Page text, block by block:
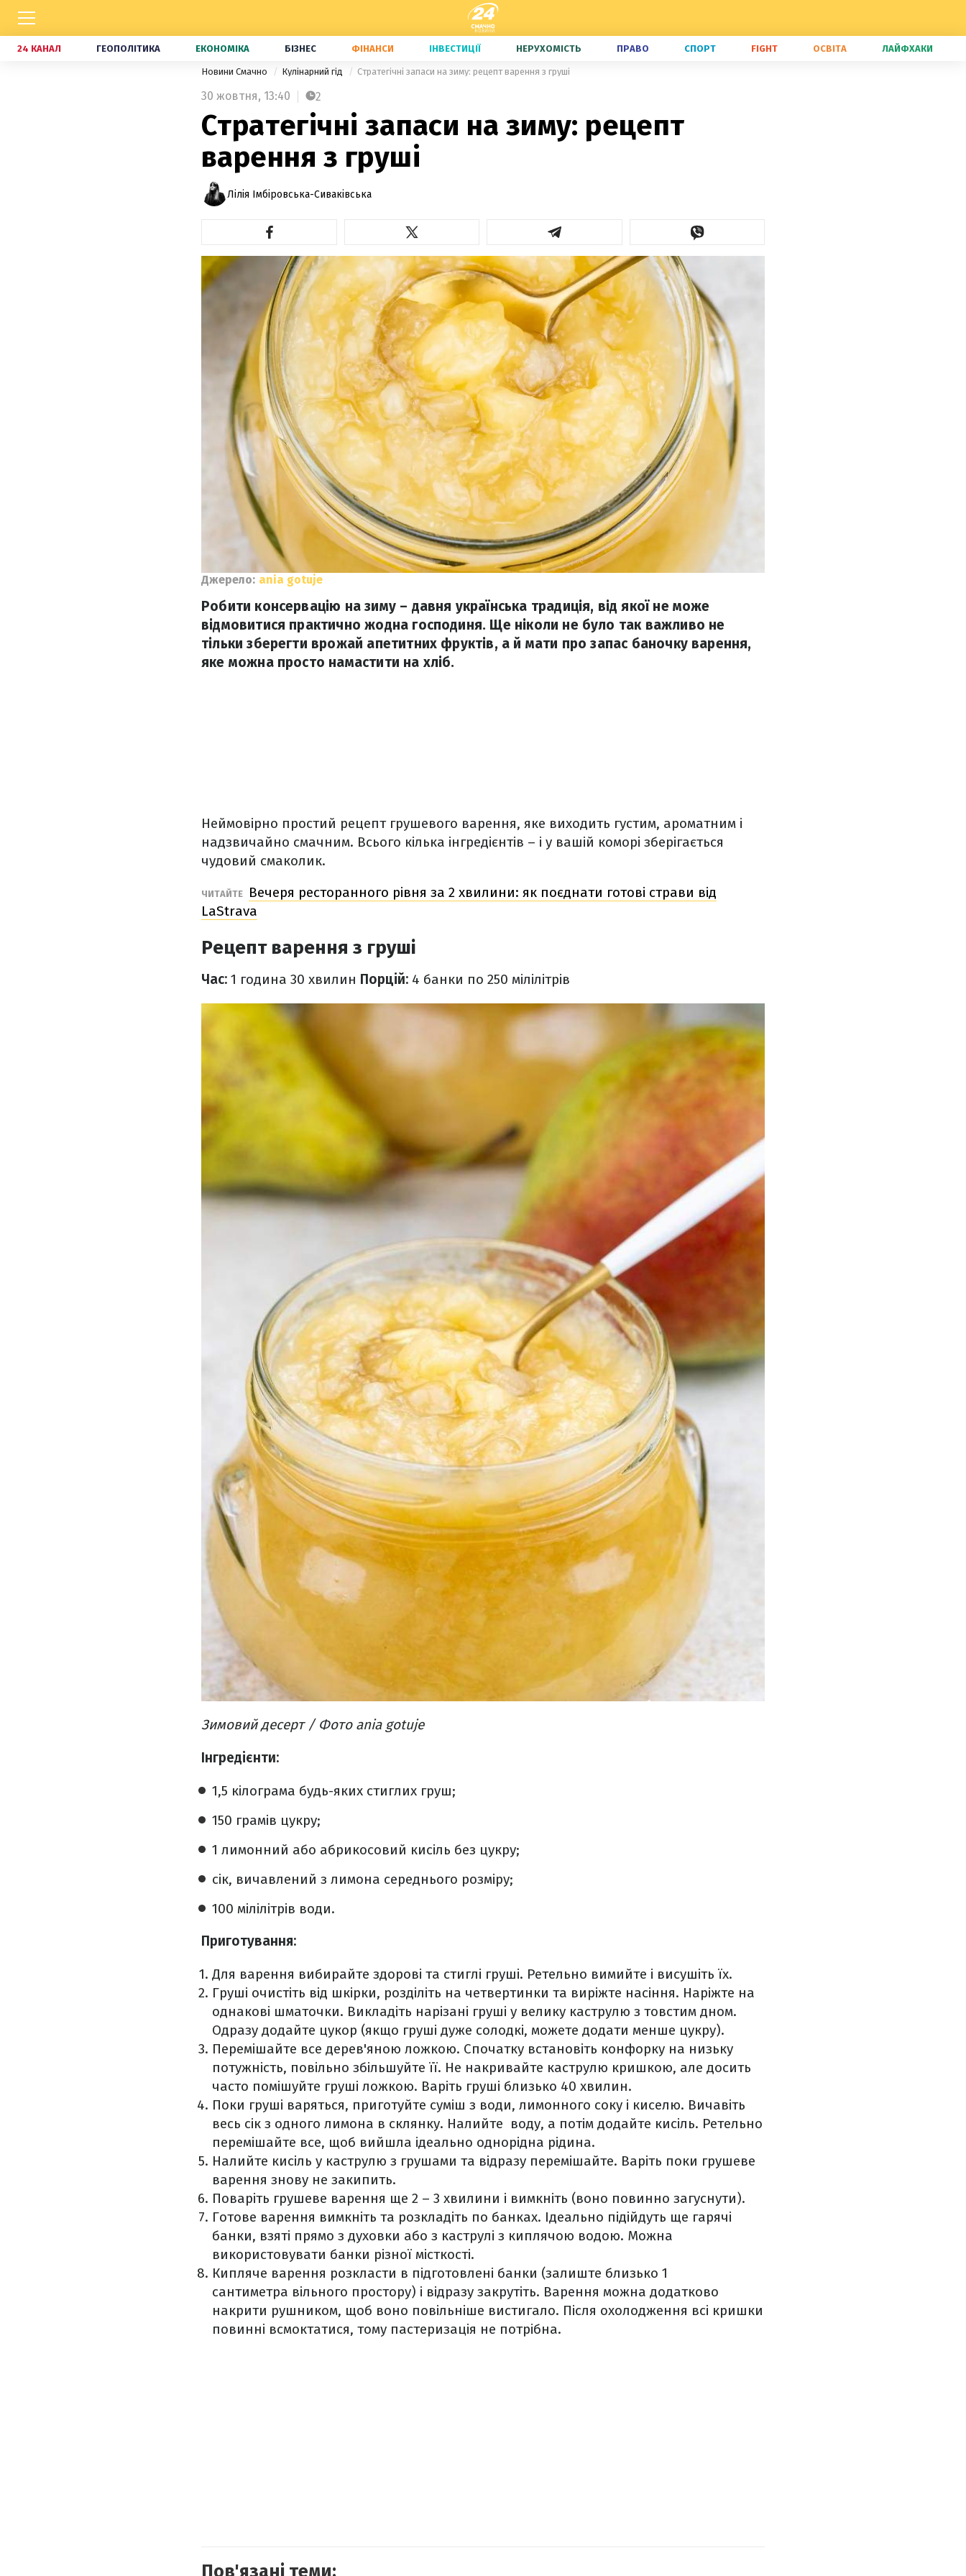
24 КАНАЛ ГЕОПОЛІТИКА ЕКОНОМІКА БІЗНЕС ФІНАНСИ ІНВЕСТИЦІЇ НЕРУХОМІСТЬ ПРАВО СПОРТ FIGHT ОСВІТА ЛАЙФХАКИ
Новини Смачно Кулінарний гід Стратегічні запаси на зиму: рецепт варення з груші
30 жовтня, 13:40 2
Стратегічні запаси на зиму: рецепт
варення з груші
Лілія Імбіровська-Сиваківська
Джерело: ania gotuje
Робити консервацію на зиму – давня українська традиція, від якої не може
відмовитися практично жодна господиня. Ще ніколи не було так важливо не
тільки зберегти врожай апетитних фруктів, а й мати про запас баночку варення,
яке можна просто намастити на хліб.
Неймовірно простий рецепт грушевого варення, яке виходить густим, ароматним і
надзвичайно смачним. Всього кілька інгредієнтів – і у вашій коморі зберігається
чудовий смаколик.
ЧИТАЙТЕ
Вечеря ресторанного рівня за 2 хвилини: як поєднати готові страви від
LaStrava
Рецепт варення з груші
Час: 1 година 30 хвилин Порцій: 4 банки по 250 мілілітрів
Зимовий десерт / Фото ania gotuje
Інгредієнти:
1,5 кілограма будь-яких стиглих груш;
150 грамів цукру;
1 лимонний або абрикосовий кисіль без цукру;
сік, вичавлений з лимона середнього розміру;
100 мілілітрів води.
Приготування:
Для варення вибирайте здорові та стиглі груші. Ретельно вимийте і висушіть їх.
Груші очистіть від шкірки, розділіть на четвертинки та виріжте насіння. Наріжте на
однакові шматочки. Викладіть нарізані груші у велику каструлю з товстим дном.
Одразу додайте цукор (якщо груші дуже солодкі, можете додати менше цукру).
Перемішайте все дерев'яною ложкою. Спочатку встановіть конфорку на низьку
потужність, повільно збільшуйте її. Не накривайте каструлю кришкою, але досить
часто помішуйте груші ложкою. Варіть груші близько 40 хвилин.
Поки груші варяться, приготуйте суміш з води, лимонного соку і киселю. Вичавіть
весь сік з одного лимона в склянку. Налийте воду, а потім додайте кисіль. Ретельно
перемішайте все, щоб вийшла ідеально однорідна рідина.
Налийте кисіль у каструлю з грушами та відразу перемішайте. Варіть поки грушеве
варення знову не закипить.
Поваріть грушеве варення ще 2 – 3 хвилини і вимкніть (воно повинно загуснути).
Готове варення вимкніть та розкладіть по банках. Ідеально підійдуть ще гарячі
банки, взяті прямо з духовки або з каструлі з киплячою водою. Можна
використовувати банки різної місткості.
Кипляче варення розкласти в підготовлені банки (залиште близько 1
сантиметра вільного простору) і відразу закрутіть. Варення можна додатково
накрити рушником, щоб воно повільніше вистигало. Після охолодження всі кришки
повинні всмоктатися, тому пастеризація не потрібна.